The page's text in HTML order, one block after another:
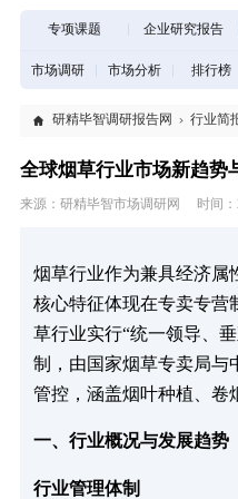
专项课题 企业研究报告
市场调研 市场分析 排行榜
研精毕智调研报告网 行业简
全球烟草行业市场新趋势
来源：研精毕智市场调研网 时间
烟草行业作为兼具经济属
核心特征体现在专卖专营
草行业实行“统一领导、
制，由国家烟草专卖局与
管控，涵盖烟叶种植、卷
一、行业概况与发展趋势
行业管理体制